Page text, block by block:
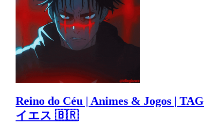
Reino do Céu | Animes & Jogos | TAG
イエス 🇧🇷